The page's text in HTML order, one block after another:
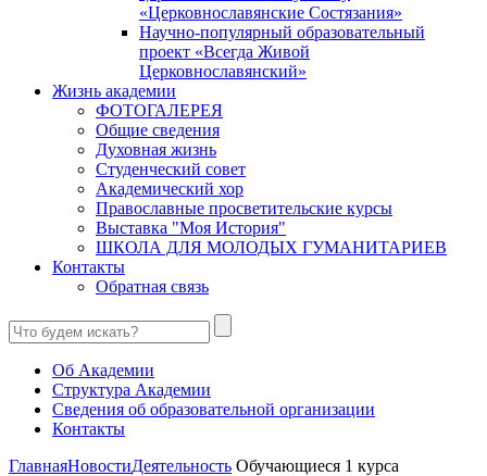
«Церковнославянские Состязания»
Научно-популярный образовательный
проект «Всегда Живой
Церковнославянский»
Жизнь академии
ФОТОГАЛЕРЕЯ
Общие сведения
Духовная жизнь
Студенческий совет
Академический хор
Православные просветительские курсы
Выставка "Моя История"
ШКОЛА ДЛЯ МОЛОДЫХ ГУМАНИТАРИЕВ
Контакты
Обратная связь
Об Академии
Структура Академии
Сведения об образовательной организации
Контакты
ГлавнаяНовостиДеятельность Обучающиеся 1 курса